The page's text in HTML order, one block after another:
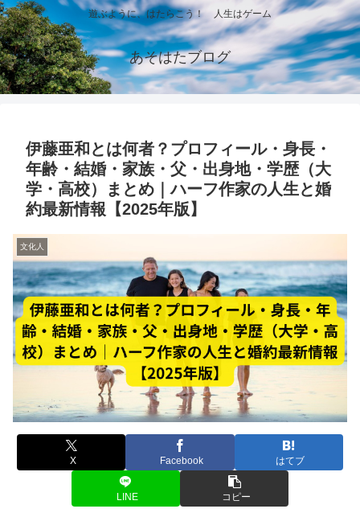
遊ぶように、はたらこう！ 人生はゲーム
あそはたブログ
伊藤亜和とは何者？プロフィール・身長・
年齢・結婚・家族・父・出身地・学歴（大
学・高校）まとめ｜ハーフ作家の人生と婚
約最新情報【2025年版】
文化人
X Facebook はてブ
LINE コピー